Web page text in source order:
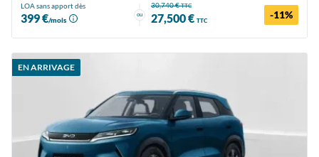
LOA sans apport dès
399 €/mois
ou
30,740 €TTC
27,500 € TTC -11%
EN ARRIVAGE